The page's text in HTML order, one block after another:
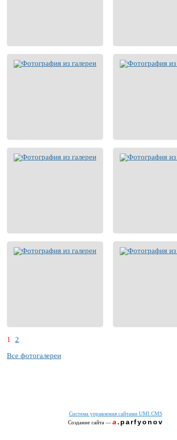
1 2
Все фотогалереи
Система управления сайтами UMI.CMS
Создание сайта— a .parfyonov